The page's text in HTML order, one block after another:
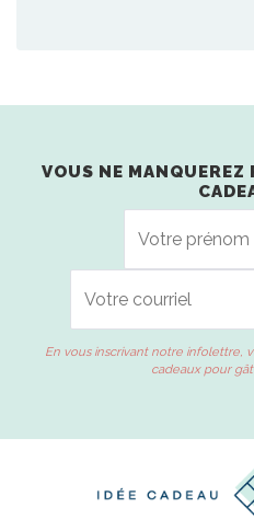
VOUS NE
En vous inscrivant notre infolettre,
cadeaux pour